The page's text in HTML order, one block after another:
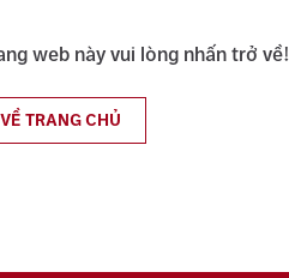
web này vui lòng nhấn trở về!
TRANG CHỦ